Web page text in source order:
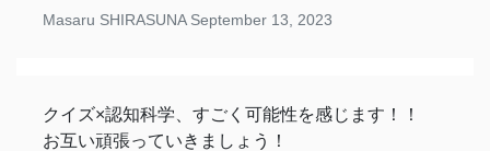
Masaru SHIRASUNA September 13, 2023
クイズ×認知科学、すごく可能性を感じます！！
お互い頑張っていきましょう！